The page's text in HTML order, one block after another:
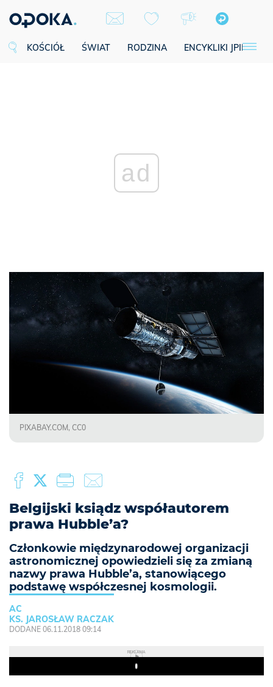
KOŚCIÓŁ ŚWIAT RODZINA ENCYKLIKI JPII
ad
PIXABAY.COM, CC0
Belgijski ksiądz współautorem
prawa Hubble’a?
Członkowie międzynarodowej organizacji
astronomicznej opowiedzieli się za zmianą
nazwy prawa Hubble’a, stanowiącego
podstawę współczesnej kosmologii.
AC
KS. JAROSŁAW RACZAK
DODANE 06.11.2018 09:14
REKLAMA
Play